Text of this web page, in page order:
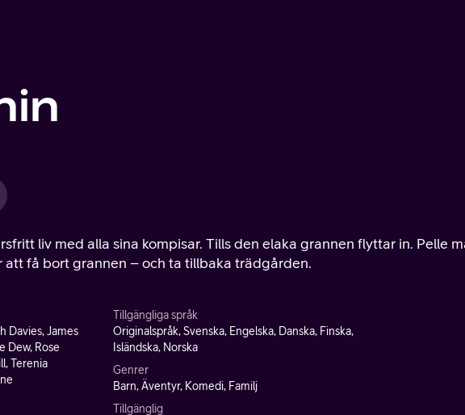
liv med alla sina kompisar. Tills den elaka grannen flyttar in. Pelle
att få bort grannen – och ta tillbaka trädgården.
Davies, James
Dew, Rose
Terenia
Tillgängliga språk
Originalspråk, Svenska, Engelska, Danska, Finska,
Isländska, Norska
Genrer
Barn, Äventyr, Komedi, Familj
Tillgänglig